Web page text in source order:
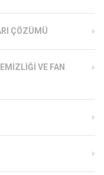
ÇÖZÜMÜ
VE FAN